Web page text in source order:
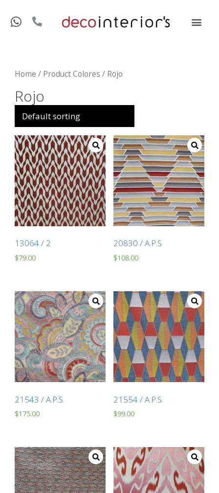
Home / Product Colores / Rojo
Rojo
13064 / 2
$79.00
20830 / A.P.S
$108.00
21543 / A.P.S.
$175.00
21554 / A.P.S.
$99.00